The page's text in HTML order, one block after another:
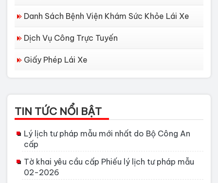
Danh Sách Bệnh Viện Khám Sức Khỏe Lái Xe
Dịch Vụ Công Trực Tuyến
Giấy Phép Lái Xe
TIN TỨC NỔI BẬT
Lý lịch tư pháp mẫu mới nhất do Bộ Công An
cấp
Tờ khai yêu cầu cấp Phiếu lý lịch tư pháp mẫu
02-2026